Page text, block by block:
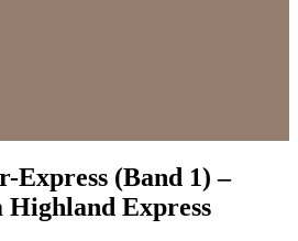
Express (Band 1) –
Highland Express